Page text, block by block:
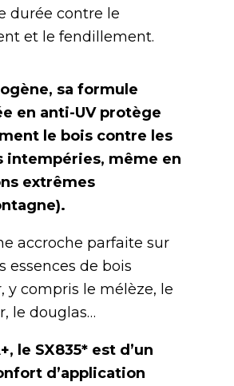
durée contre le
et le fendillement.
sa formule
en anti-UV protège
le bois contre les
intempéries, même en
extrêmes
accroche parfaite sur
essences de bois
y compris le mélèze, le
le douglas…
le SX835* est d’un
d’application